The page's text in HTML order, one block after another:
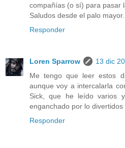
compañías (o sí) para pasar
Saludos desde el palo mayor.
Responder
Loren Sparrow
13 dic
Me tengo que leer estos
aunque voy a intercalarla
Sick, que he leído varios
enganchado por lo divertidos
Responder